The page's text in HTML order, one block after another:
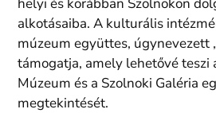
alkotásaiba. A kulturális
múzeum együttes, úgynevezett
támogatja, amely lehetővé teszi
Múzeum és a Szolnoki Galéria
megtekintését.